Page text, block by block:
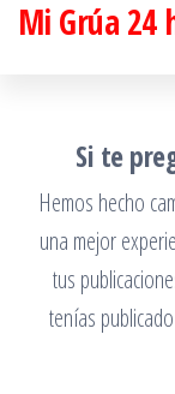
SaltarMi Grúa 24
Si te
Hemos hecho
una mejor
tus
tenías